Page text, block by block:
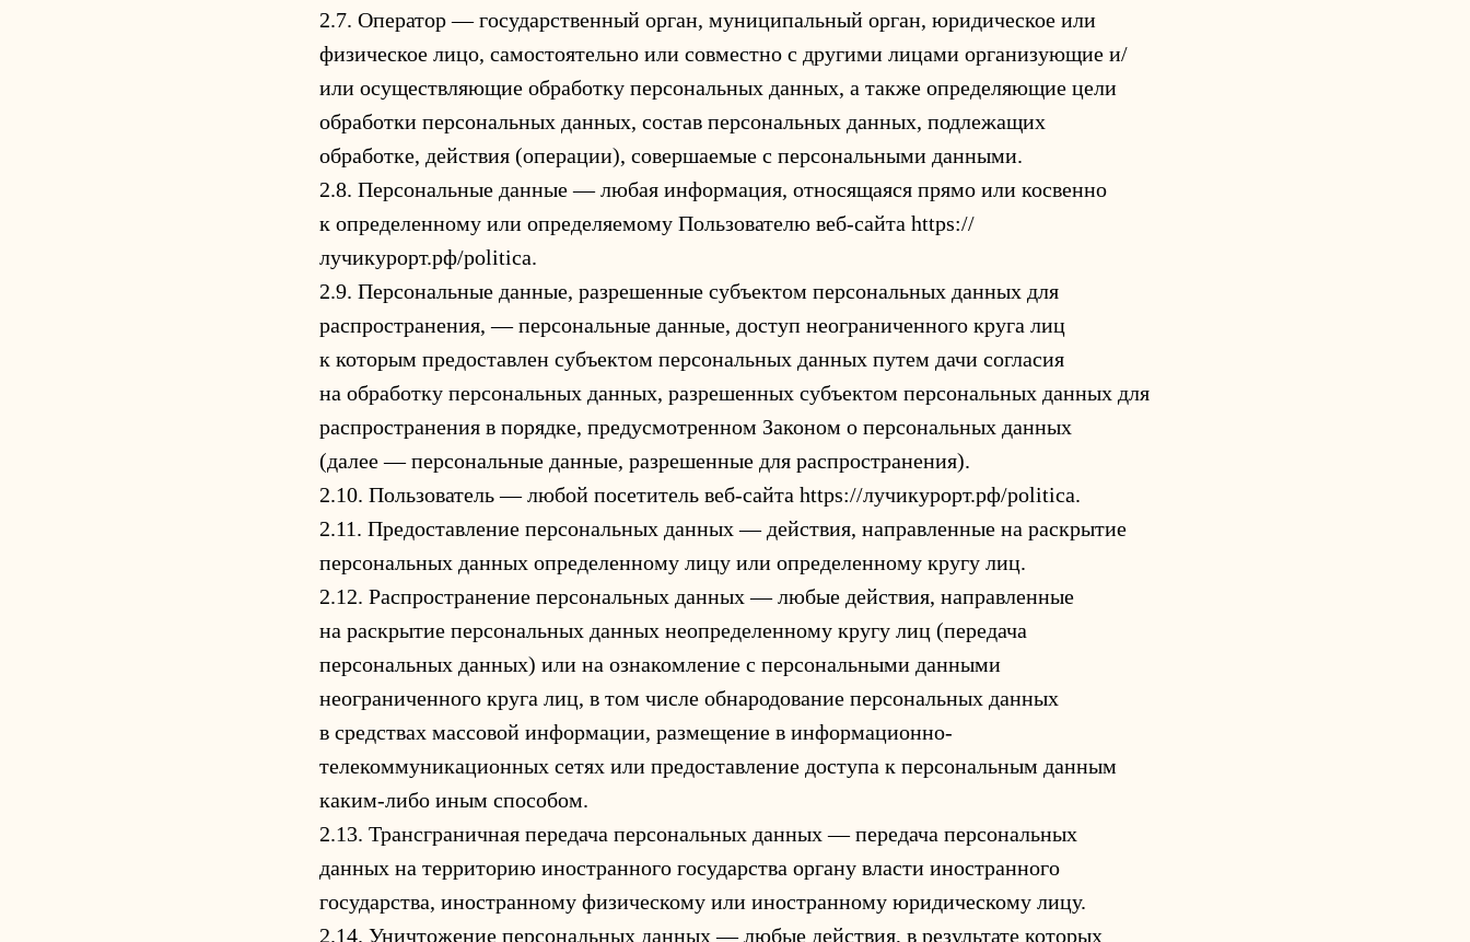
2.7. Оператор — государственный орган, муниципальный орган, юридическое или
физическое лицо, самостоятельно или совместно с другими лицами организующие и/
или осуществляющие обработку персональных данных, а также определяющие цели
обработки персональных данных, состав персональных данных, подлежащих
обработке, действия (операции), совершаемые с персональными данными.
2.8. Персональные данные — любая информация, относящаяся прямо или косвенно
к определенному или определяемому Пользователю веб-сайта https://
лучикурорт.рф/politica.
2.9. Персональные данные, разрешенные субъектом персональных данных для
распространения, — персональные данные, доступ неограниченного круга лиц
к которым предоставлен субъектом персональных данных путем дачи согласия
на обработку персональных данных, разрешенных субъектом персональных данных для
распространения в порядке, предусмотренном Законом о персональных данных
(далее — персональные данные, разрешенные для распространения).
2.10. Пользователь — любой посетитель веб-сайта https://лучикурорт.рф/politica.
2.11. Предоставление персональных данных — действия, направленные на раскрытие
персональных данных определенному лицу или определенному кругу лиц.
2.12. Распространение персональных данных — любые действия, направленные
на раскрытие персональных данных неопределенному кругу лиц (передача
персональных данных) или на ознакомление с персональными данными
неограниченного круга лиц, в том числе обнародование персональных данных
в средствах массовой информации, размещение в информационно-
телекоммуникационных сетях или предоставление доступа к персональным данным
каким-либо иным способом.
2.13. Трансграничная передача персональных данных — передача персональных
данных на территорию иностранного государства органу власти иностранного
государства, иностранному физическому или иностранному юридическому лицу.
2.14. Уничтожение персональных данных — любые действия, в результате которых